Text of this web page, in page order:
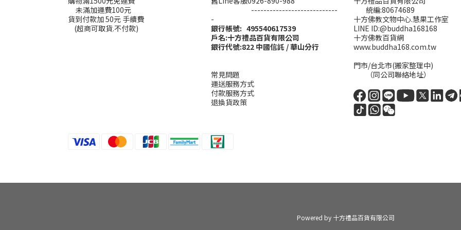
未滿加運費100元
貨到付款加 50元 手續費
(超商可取貨.不付款)
----------------------------
-
銀行帳號: 495540617539
戶名:十方禮品百貨有限公司
銀行代號:822 中國信託 / 華山分行
常見問題
運送服務方式
付款服務方式
退換貨政策
統編:80674689
十方佛教文物中心.慧果工作室
LINE ID:@buddha168168
十方佛教百貨網
www.buddha168.com.tw
門市/台北市(搬家整理中)
（同公司聯絡地址）
Powered by 十方禮品百貨有限公司